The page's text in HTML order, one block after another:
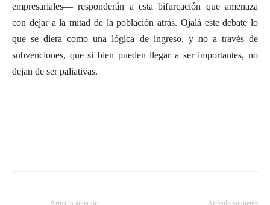
empresariales— responderán a esta bifurcación que amenaza
con dejar a la mitad de la población atrás. Ojalá este debate lo
que se diera como una lógica de ingreso, y no a través de
subvenciones, que si bien pueden llegar a ser importantes, no
dejan de ser paliativas.
Artículo anterior Artículo siguiente